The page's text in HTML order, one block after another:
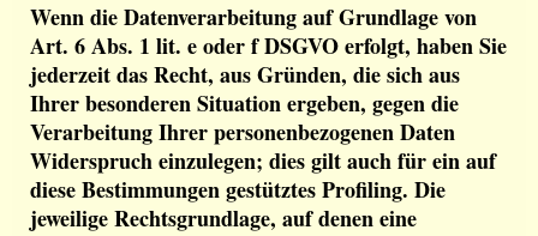
Wenn die Datenverarbeitung auf Grundlage von
Art. 6 Abs. 1 lit. e oder f DSGVO erfolgt, haben Sie
jederzeit das Recht, aus Gründen, die sich aus
Ihrer besonderen Situation ergeben, gegen die
Verarbeitung Ihrer personenbezogenen Daten
Widerspruch einzulegen; dies gilt auch für ein auf
diese Bestimmungen gestütztes Profiling. Die
jeweilige Rechtsgrundlage, auf denen eine